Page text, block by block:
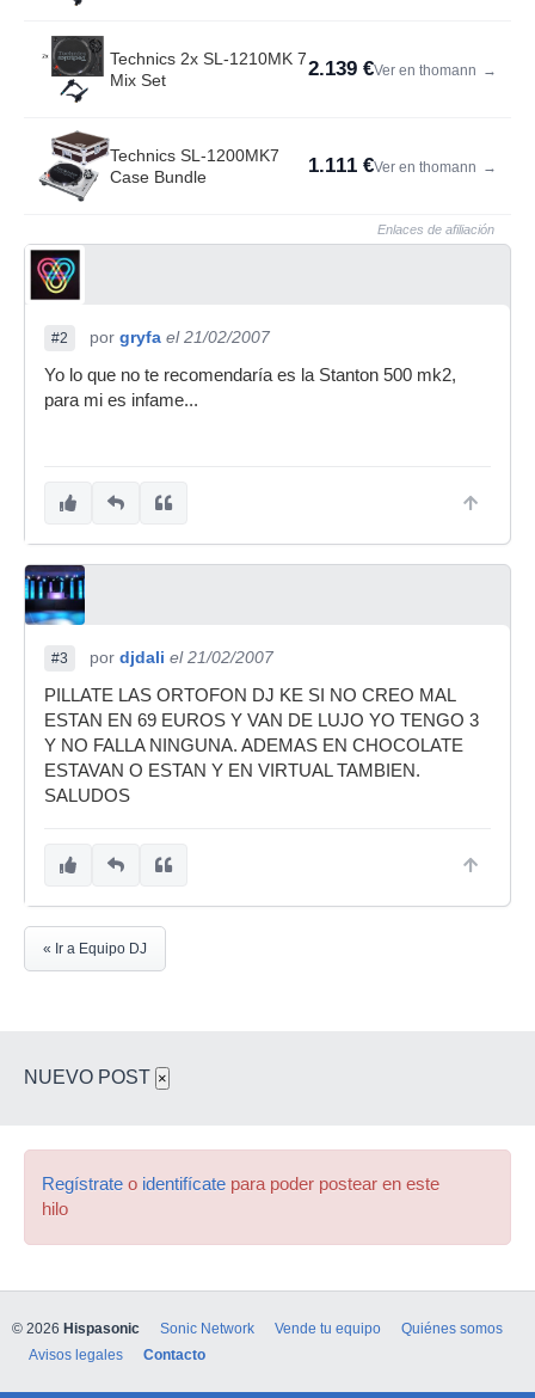
Technics 2x SL-1210MK 7
Mix Set
2.139 €Ver en thomann →
Technics SL-1200MK7
Case Bundle
1.111 €Ver en thomann →
Enlaces de afiliación
#2 por gryfa el 21/02/2007
Yo lo que no te recomendaría es la Stanton 500 mk2,
para mi es infame...
#3 por djdali el 21/02/2007
PILLATE LAS ORTOFON DJ KE SI NO CREO MAL
ESTAN EN 69 EUROS Y VAN DE LUJO YO TENGO 3
Y NO FALLA NINGUNA. ADEMAS EN CHOCOLATE
ESTAVAN O ESTAN Y EN VIRTUAL TAMBIEN.
SALUDOS
« Ir a Equipo DJ
NUEVO POST ×
Regístrate o identifícate para poder postear en este
hilo
© 2026 Hispasonic Sonic Network Vende tu equipo
Quiénes somos
Avisos legales
Contacto